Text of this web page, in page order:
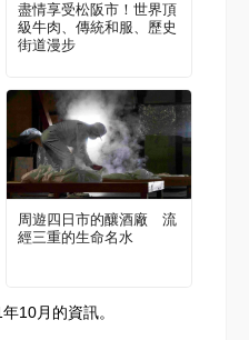
盡情享受松阪市！世界頂
級牛肉、傳統和服、歷史
街道漫步
周遊四日市的釀酒廠 流
經三重的生命名水
10月的資訊。